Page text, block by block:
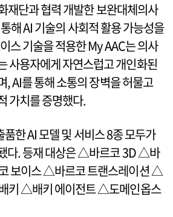
재단과 협력 개발한 보완대체의사
해 AI 기술의 사회적 활용 가능성을
스 기술을 적용한 My AAC는 의사
사용자에게 자연스럽고 개인화된
, AI를 통해 소통의 장벽을 허물고
가치를 증명했다.
품한 AI 모델 및 서비스 8종 모두가
다. 등재 대상은 △바르코 3D △바
보이스 △바르코 트랜스레이션 △
키 △배키 에이전트 △도메인옵스